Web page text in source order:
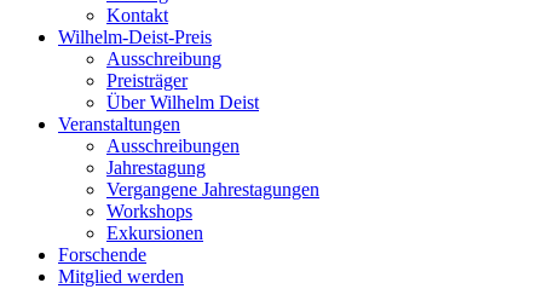
Kontakt
Wilhelm-Deist-Preis
Ausschreibung
Preisträger
Über Wilhelm Deist
Veranstaltungen
Ausschreibungen
Jahrestagung
Vergangene Jahrestagungen
Workshops
Exkursionen
Forschende
Mitglied werden